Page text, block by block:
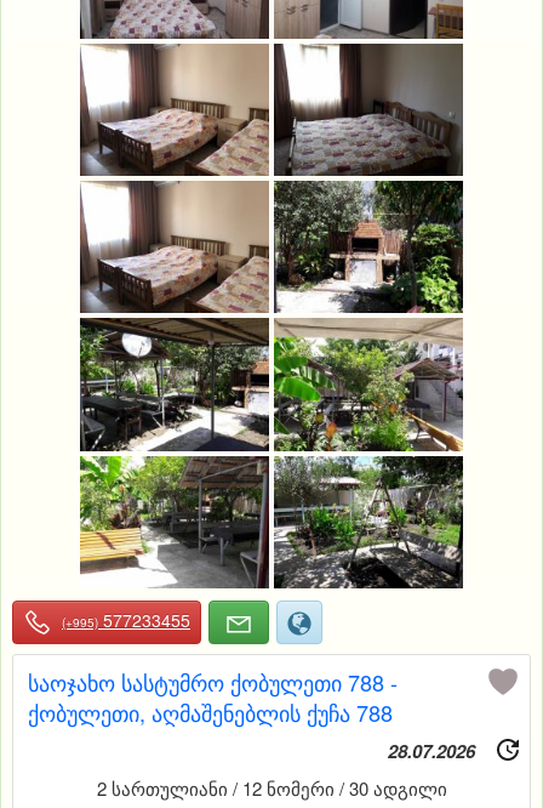
(+995) 577233455
საოჯახო სასტუმრო ქობულეთი 788 -
ქობულეთი, აღმაშენებლის ქუჩა 788
28.07.2026
2 სართულიანი / 12 ნომერი / 30 ადგილი